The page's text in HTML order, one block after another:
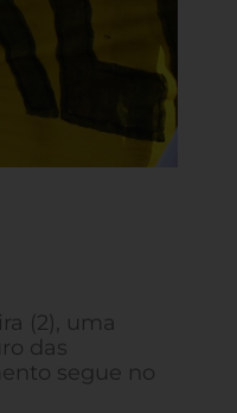
(2), uma
das
segue no